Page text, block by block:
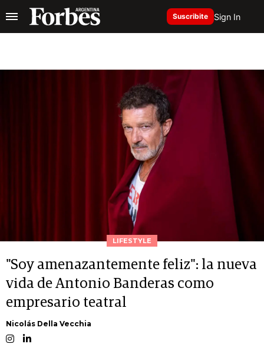
Suscribite Sign In
LIFESTYLE
"Soy amenazantemente feliz": la nueva
vida de Antonio Banderas como
empresario teatral
Nicolás Della Vecchia